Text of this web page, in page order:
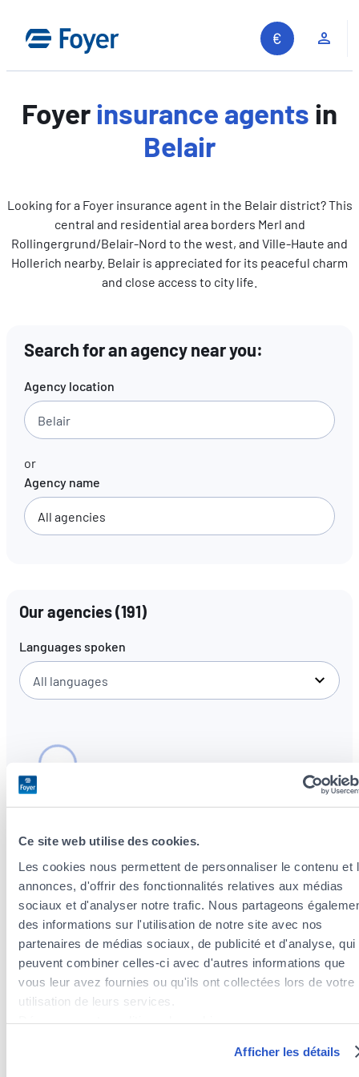
Ce site web utilise des cookies.
Les cookies nous permettent de personnaliser le contenu et
annonces, d'offrir des fonctionnalités relatives aux médias
sociaux et d'analyser notre trafic. Nous partageons
des informations sur l'utilisation de notre site avec nos
partenaires de médias sociaux, de publicité et d'analyse, qui
peuvent combiner celles-ci avec d'autres informations que
vous leur avez fournies ou qu'ils ont collectées lors de votre
utilisation de leurs services.
Afficher les détails
content
Search site
ENFRDE
Foyerinsurance agents in
Belair
Looking for a Foyer insurance agent in the Belair district? This
central and residential area borders Merl and
Rollingergrund/Belair-Nord to the west, and Ville-Haute and
Hollerich nearby. Belair is appreciated for its peaceful charm
and close access to city life.
Search for an agency near you:
Agency location
or
Agency name
Our agencies(191)
Languages spoken
All languages
Insurance agents near the district Belair
Insurance agents in the district of Mühlenbach
Insurance agents in the district of Merl
Insurance agents in the district of Cessange
Insurance agents in the district of Hamm
Insurance agents in the district of Clausen
Insurance agents in the district of Gare